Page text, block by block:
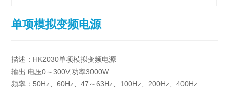
单项模拟变频电源
描述：HK2030单项模拟变频电源
输出:电压0～300V,功率3000W
频率：50Hz、60Hz、47～63Hz、100Hz、200Hz、400Hz